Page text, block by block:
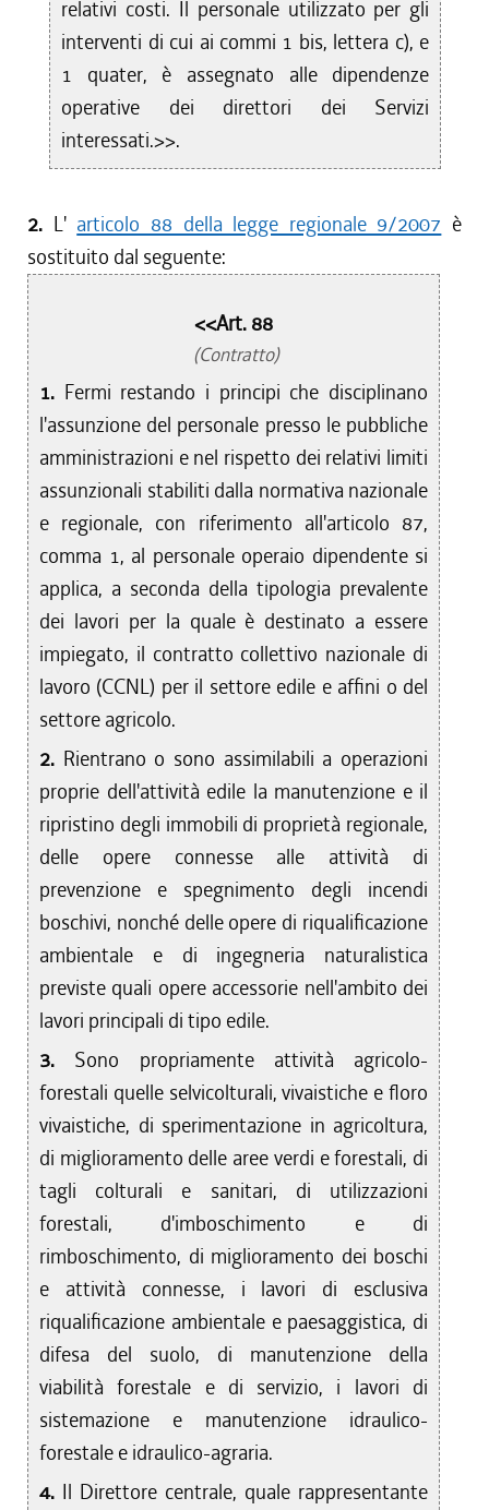
relativi costi. Il personale utilizzato per gli
interventi di cui ai commi 1 bis, lettera c), e
1 quater, è assegnato alle dipendenze
operative dei direttori dei Servizi
interessati.>>.
2. L' articolo 88 della legge regionale 9/2007 è
sostituito dal seguente:
<<Art. 88
(Contratto)
1. Fermi restando i principi che disciplinano
l'assunzione del personale presso le pubbliche
amministrazioni e nel rispetto dei relativi limiti
assunzionali stabiliti dalla normativa nazionale
e regionale, con riferimento all'articolo 87,
comma 1, al personale operaio dipendente si
applica, a seconda della tipologia prevalente
dei lavori per la quale è destinato a essere
impiegato, il contratto collettivo nazionale di
lavoro (CCNL) per il settore edile e affini o del
settore agricolo.
2. Rientrano o sono assimilabili a operazioni
proprie dell'attività edile la manutenzione e il
ripristino degli immobili di proprietà regionale,
delle opere connesse alle attività di
prevenzione e spegnimento degli incendi
boschivi, nonché delle opere di riqualificazione
ambientale e di ingegneria naturalistica
previste quali opere accessorie nell'ambito dei
lavori principali di tipo edile.
3. Sono propriamente attività agricolo-
forestali quelle selvicolturali, vivaistiche e floro
vivaistiche, di sperimentazione in agricoltura,
di miglioramento delle aree verdi e forestali, di
tagli colturali e sanitari, di utilizzazioni
forestali, d'imboschimento e di
rimboschimento, di miglioramento dei boschi
e attività connesse, i lavori di esclusiva
riqualificazione ambientale e paesaggistica, di
difesa del suolo, di manutenzione della
viabilità forestale e di servizio, i lavori di
sistemazione e manutenzione idraulico-
forestale e idraulico-agraria.
4. Il Direttore centrale, quale rappresentante